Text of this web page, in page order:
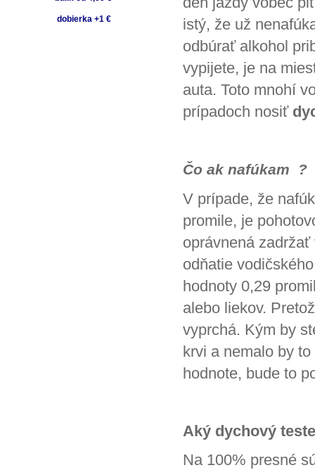
istý, že už
odbúrať alkohol
vypijete, je na
auta. Toto mnohí
prípadoch nosiť
Čo ak nafúkam ?
V prípade, že
promile, je
oprávnená
odňatie
hodnoty 0,29
alebo liekov.
vyprchá. Kým by
krvi a nemalo by
hodnote, bude to
Aký dychový
Na 100% presné
dobierka +1 €